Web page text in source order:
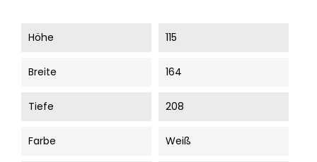
Höhe 115
Breite 164
Tiefe 208
Farbe Weiß